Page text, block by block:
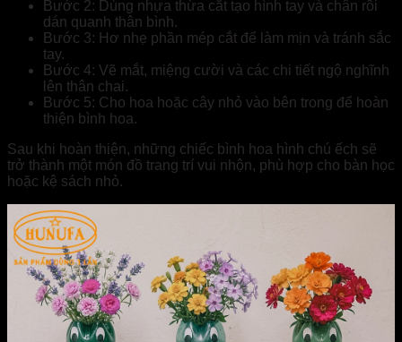
Bước 2: Dùng nhựa thừa cắt tạo hình tay và chân rồi
dán quanh thân bình.
Bước 3: Hơ nhẹ phần mép cắt để làm mịn và tránh sắc
tay.
Bước 4: Vẽ mắt, miệng cười và các chi tiết ngộ nghĩnh
lên thân chai.
Bước 5: Cho hoa hoặc cây nhỏ vào bên trong để hoàn
thiện bình hoa.
Sau khi hoàn thiện, những chiếc bình hoa hình chú ếch sẽ
trở thành một món đồ trang trí vui nhộn, phù hợp cho bàn học
hoặc kệ sách nhỏ.